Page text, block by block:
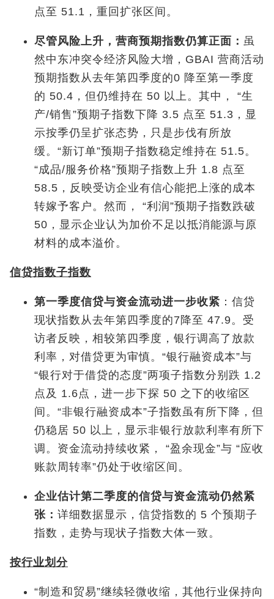
点至 51.1，重回扩张区间。
尽管风险上升，营商预期指数仍算正面： 虽
然中东冲突令经济风险大增，GBAI 营商活动
预期指数从去年第四季度的0 降至第一季度
的 50.4，但仍维持在 50 以上。其中， “生
产/销售”预期子指数下降 3.5 点至 51.3，显
示按季仍呈扩张态势，只是步伐有所放
缓。“新订单”预期子指数稳定维持在 51.5。
“成品/服务价格”预期子指数上升 1.8 点至
58.5，反映受访企业有信心能把上涨的成本
转嫁予客户。然而， “利润”预期子指数跌破
50，显示企业认为加价不足以抵消能源与原
材料的成本溢价。
信贷指数子指数
第一季度信贷与资金流动进一步收紧 ：信贷
现状指数从去年第四季度的7降至 47.9。受
访者反映，相较第四季度，银行调高了放款
利率，对借贷更为审慎。“银行融资成本”与
“银行对于借贷的态度”两项子指数分别跌 1.2
点及 1.6点，进一步下探 50 之下的收缩区
间。“非银行融资成本”子指数虽有所下降，但
仍稳居 50 以上，显示非银行放款利率有所下
调。资金流动持续收紧， “盈余现金”与 “应收
账款周转率”仍处于收缩区间。
企业估计第二季度的信贷与资金流动仍然紧
张： 详细数据显示，信贷指数的 5 个预期子
指数，走势与现状子指数大体一致。
按行业划分
“制造和贸易”继续轻微收缩，其他行业保持向